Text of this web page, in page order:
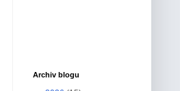
Archiv blogu